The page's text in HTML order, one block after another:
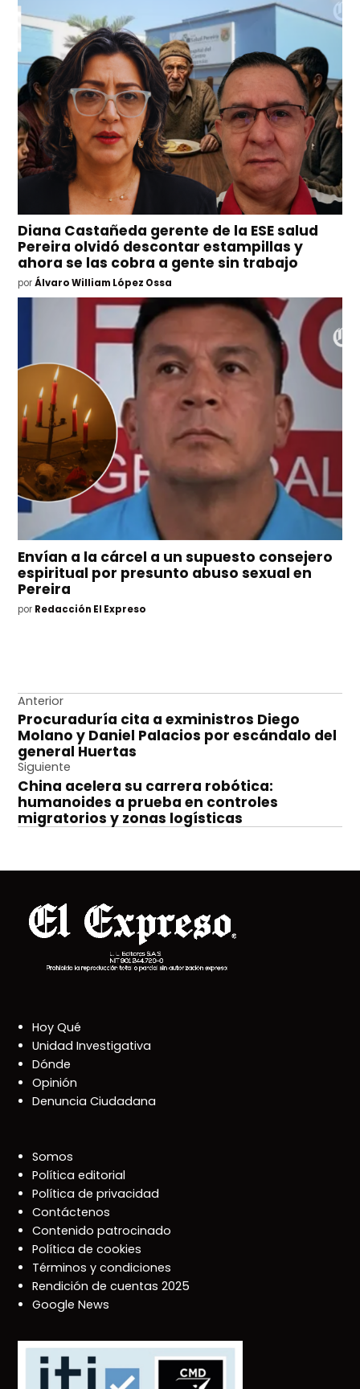
Diana Castañeda gerente de la ESE salud
Pereira olvidó descontar estampillas y
ahora se las cobra a gente sin trabajo
por Álvaro William López Ossa
Envían a la cárcel a un supuesto consejero
espiritual por presunto abuso sexual en
Pereira
por Redacción El Expreso
Navegación
de
entradas
Anterior
Procuraduría cita a exministros Diego
Molano y Daniel Palacios por escándalo del
general Huertas
Siguiente
China acelera su carrera robótica:
humanoides a prueba en controles
migratorios y zonas logísticas
Hoy Qué
Unidad Investigativa
Dónde
Opinión
Denuncia Ciudadana
Somos
Política editorial
Política de privacidad
Contáctenos
Contenido patrocinado
Política de cookies
Términos y condiciones
Rendición de cuentas 2025
Google News